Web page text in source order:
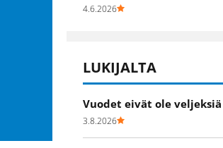
4.6.2026
LUKIJALTA
Vuodet eivät ole veljeksiä
3.8.2026